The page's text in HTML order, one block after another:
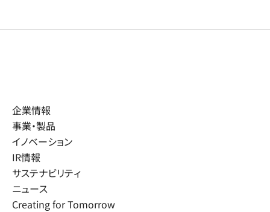
企業情報
事業・製品
イノベーション
IR情報
サステナビリティ
ニュース
Creating for Tomorrow